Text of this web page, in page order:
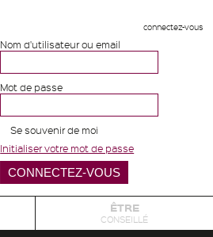
connectez-vous
Nom d'utilisateur ou email
Mot de passe
Se souvenir de moi
Initialiser votre mot de passe
ÊTRE
CONSEILLÉ